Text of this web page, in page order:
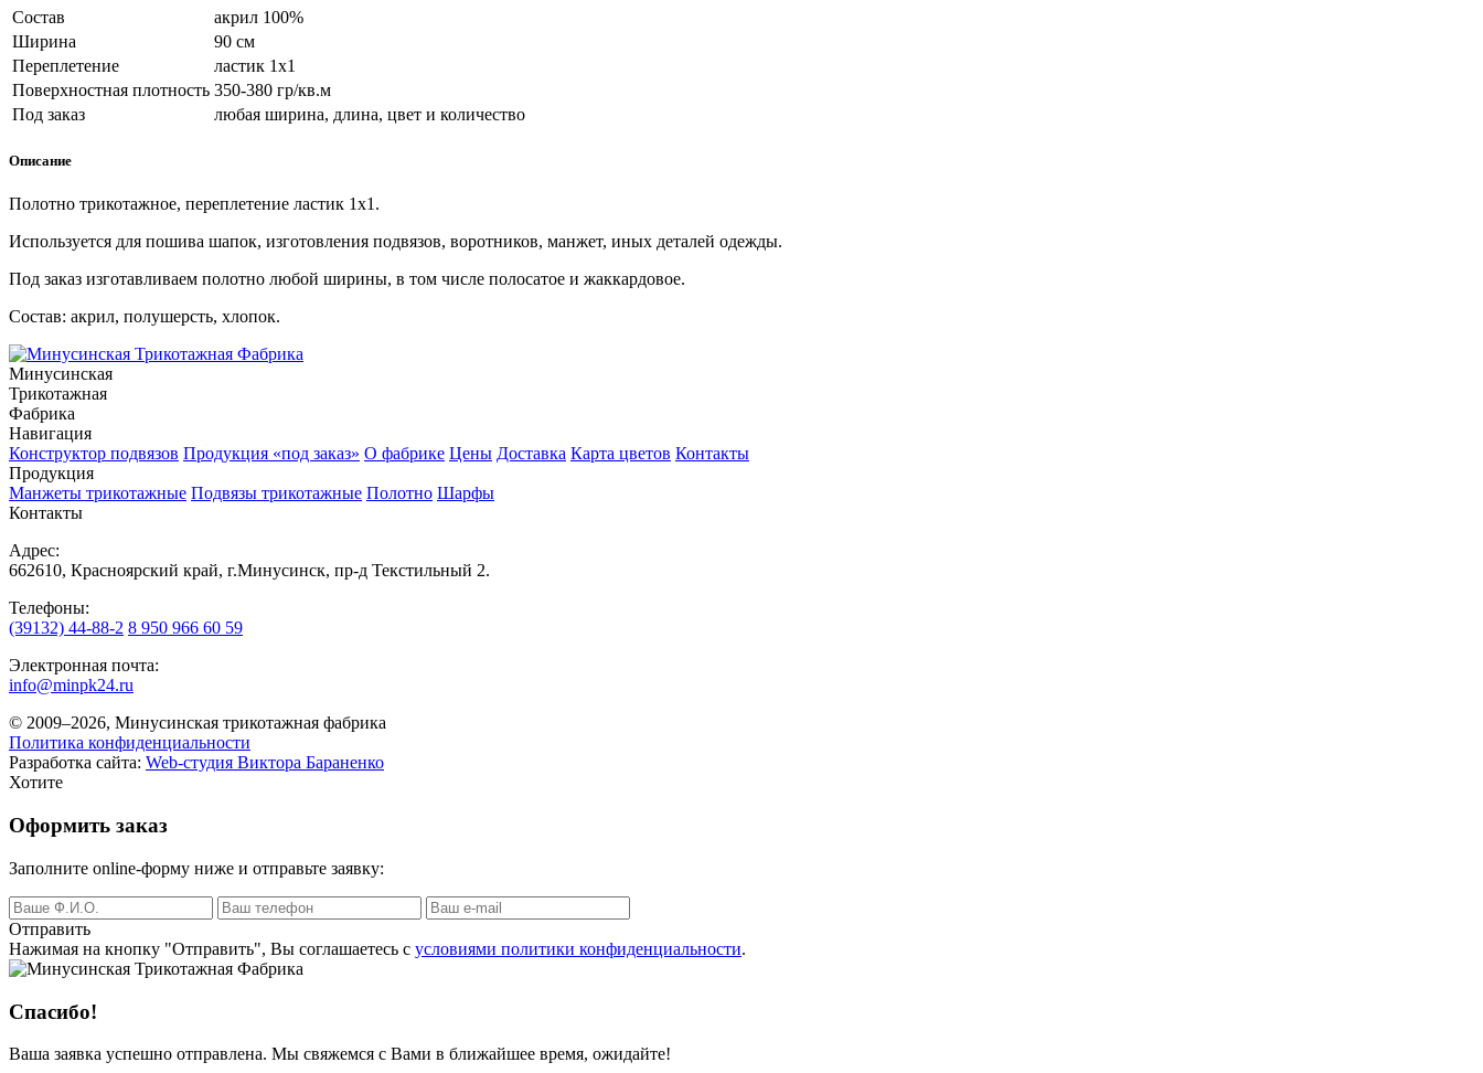
Состав
акрил 100%
Ширина
90 см
Переплетение
ластик 1х1
Поверхностная плотность 350-380 гр/кв.м
Под заказ
любая ширина, длина, цвет и количество
Описание
Полотно трикотажное, переплетение ластик 1х1.
Используется для пошива шапок, изготовления подвязов, воротников, манжет, иных деталей одежды.
Под заказ изготавливаем полотно любой ширины, в том числе полосатое и жаккардовое.
Состав: акрил, полушерсть, хлопок.
Минусинская
Трикотажная
Фабрика
Навигация
Конструктор подвязов Продукция «под заказ» О фабрике Цены Доставка Карта цветов Контакты
Продукция
Манжеты трикотажные Подвязы трикотажные Полотно Шарфы
Контакты
Адрес:
662610, Красноярский край, г.Минусинск, пр-д Текстильный 2.
Телефоны:
(39132) 44-88-2 8 950 966 60 59
Электронная почта:
info@minpk24.ru
© 2009–2026, Минусинская трикотажная фабрика
Политика конфиденциальности
Разработка сайта: Web-студия Виктора Бараненко
Хотите
Оформить заказ
Заполните online-форму ниже и отправьте заявку:
Отправить
Нажимая на кнопку "Отправить", Вы соглашаетесь с условиями политики конфиденциальности.
Спасибо!
Ваша заявка успешно отправлена. Мы свяжемся с Вами в ближайшее время, ожидайте!